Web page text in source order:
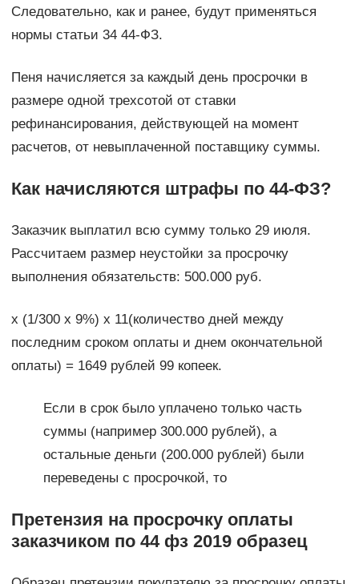
Следовательно, как и ранее, будут применяться
нормы статьи 34 44-ФЗ.
Пеня начисляется за каждый день просрочки в
размере одной трехсотой от ставки
рефинансирования, действующей на момент
расчетов, от невыплаченной поставщику суммы.
Как начисляются штрафы по 44-ФЗ?
Заказчик выплатил всю сумму только 29 июля.
Рассчитаем размер неустойки за просрочку
выполнения обязательств: 500.000 руб.
х (1/300 х 9%) х 11(количество дней между
последним сроком оплаты и днем окончательной
оплаты) = 1649 рублей 99 копеек.
Если в срок было уплачено только часть
суммы (например 300.000 рублей), а
остальные деньги (200.000 рублей) были
переведены с просрочкой, то
Претензия на просрочку оплаты
заказчиком по 44 фз 2019 образец